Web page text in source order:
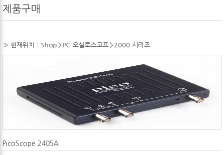
제품구매
» 현재위치 : Shop > PC 오실로스코프 > 2000 시리즈
PicoScope 2405A